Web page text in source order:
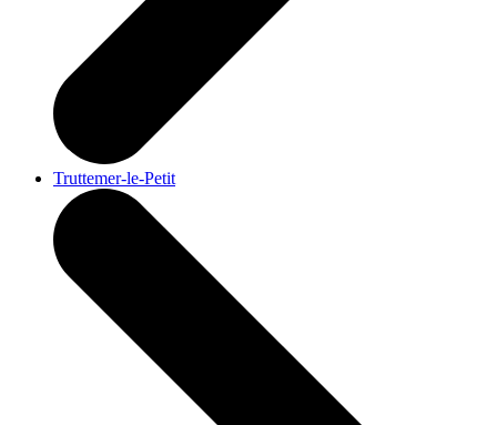
Truttemer-le-Petit